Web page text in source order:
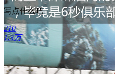
写点什么吧
210
1.3万